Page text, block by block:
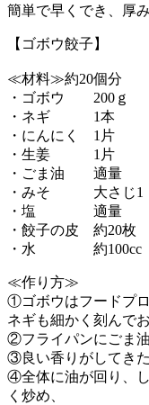
簡単で早くでき、厚
【ゴボウ餃子】
≪材料≫約20個分
・ゴボウ 200ｇ
・ネギ 1本
・にんにく 1片
・生姜 1片
・ごま油 適量
・みそ 大さじ1
・塩 適量
・餃子の皮 約20枚
・水 約100cc
≪作り方≫
①ゴボウはフードプ
ネギも細かく刻んでお
②フライパンにごま
③良い香りがしてき
④全体に油が回り、
く炒め、